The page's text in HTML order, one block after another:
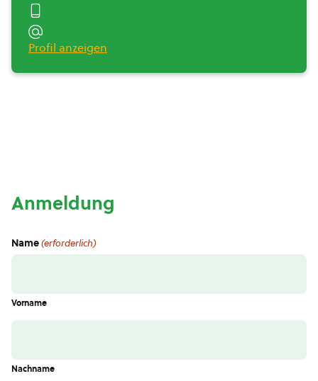
Profil anzeigen
Anmeldung
Name(erforderlich)
Vorname
Nachname